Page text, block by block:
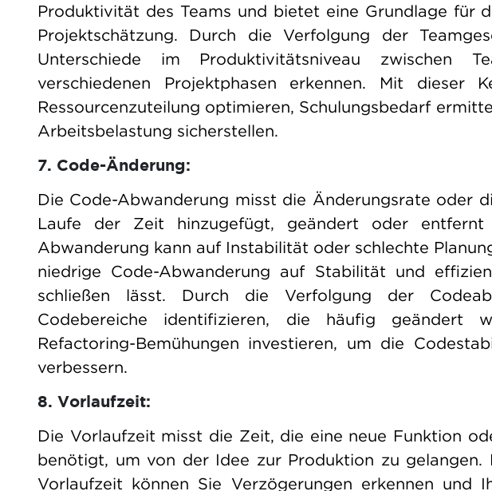
Produktivität des Teams und bietet eine Grundlage für
Projektschätzung. Durch die Verfolgung der
Unterschiede im Produktivitätsniveau zwischen
verschiedenen Projektphasen erkennen. Mit dieser
Ressourcenzuteilung optimieren, Schulungsbedarf
Arbeitsbelastung sicherstellen.
7. Code-Änderung:
Die Code-Abwanderung misst die Änderungsrate oder
Laufe der Zeit hinzugefügt, geändert oder
Abwanderung kann auf Instabilität oder schlechte
niedrige Code-Abwanderung auf Stabilität und
schließen lässt. Durch die Verfolgung der
Codebereiche identifizieren, die häufig geändert
Refactoring-Bemühungen investieren, um die
verbessern.
8. Vorlaufzeit:
Die Vorlaufzeit misst die Zeit, die eine neue Funktion
benötigt, um von der Idee zur Produktion zu gelangen.
Vorlaufzeit können Sie Verzögerungen erkennen und